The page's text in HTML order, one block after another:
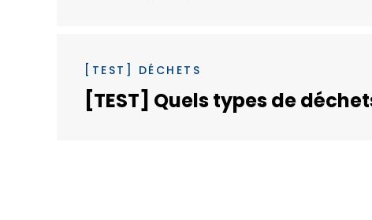
[TEST] DÉCHETS
[TEST] Quels types de